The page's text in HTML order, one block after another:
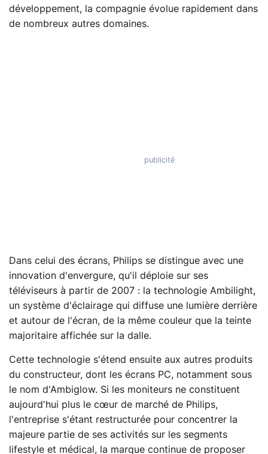
développement, la compagnie évolue rapidement dans
de nombreux autres domaines.
Dans celui des écrans, Philips se distingue avec une
innovation d'envergure, qu'il déploie sur ses
téléviseurs à partir de 2007 : la technologie Ambilight,
un système d'éclairage qui diffuse une lumière derrière
et autour de l'écran, de la même couleur que la teinte
majoritaire affichée sur la dalle.
Cette technologie s'étend ensuite aux autres produits
du constructeur, dont les écrans PC, notamment sous
le nom d'Ambiglow. Si les moniteurs ne constituent
aujourd'hui plus le cœur de marché de Philips,
l'entreprise s'étant restructurée pour concentrer la
majeure partie de ses activités sur les segments
lifestyle et médical, la marque continue de proposer